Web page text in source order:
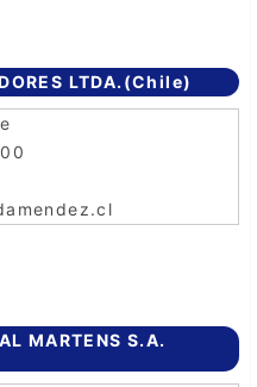
LTDA.(Chile)
MARTENS S.A.